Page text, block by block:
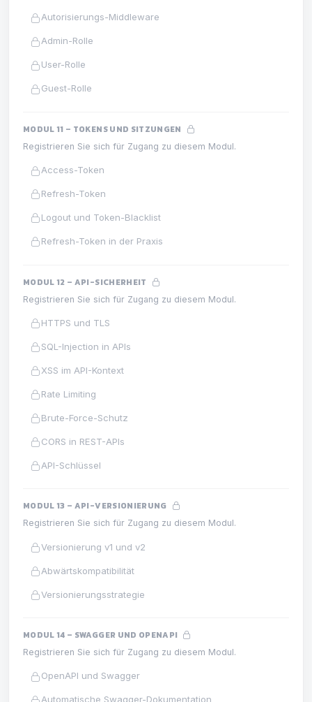
Autorisierungs-Middleware
Admin-Rolle
User-Rolle
Guest-Rolle
MODUL 11 – TOKENS UND SITZUNGEN
Registrieren Sie sich für Zugang zu diesem Modul.
Access-Token
Refresh-Token
Logout und Token-Blacklist
Refresh-Token in der Praxis
MODUL 12 – API-SICHERHEIT
Registrieren Sie sich für Zugang zu diesem Modul.
HTTPS und TLS
SQL-Injection in APIs
XSS im API-Kontext
Rate Limiting
Brute-Force-Schutz
CORS in REST-APIs
API-Schlüssel
MODUL 13 – API-VERSIONIERUNG
Registrieren Sie sich für Zugang zu diesem Modul.
Versionierung v1 und v2
Abwärtskompatibilität
Versionierungsstrategie
MODUL 14 – SWAGGER UND OPENAPI
Registrieren Sie sich für Zugang zu diesem Modul.
OpenAPI und Swagger
Automatische Swagger-Dokumentation